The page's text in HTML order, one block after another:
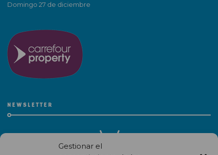
Gestionar el
Domingo 27 de diciembre
NEWSLETTER